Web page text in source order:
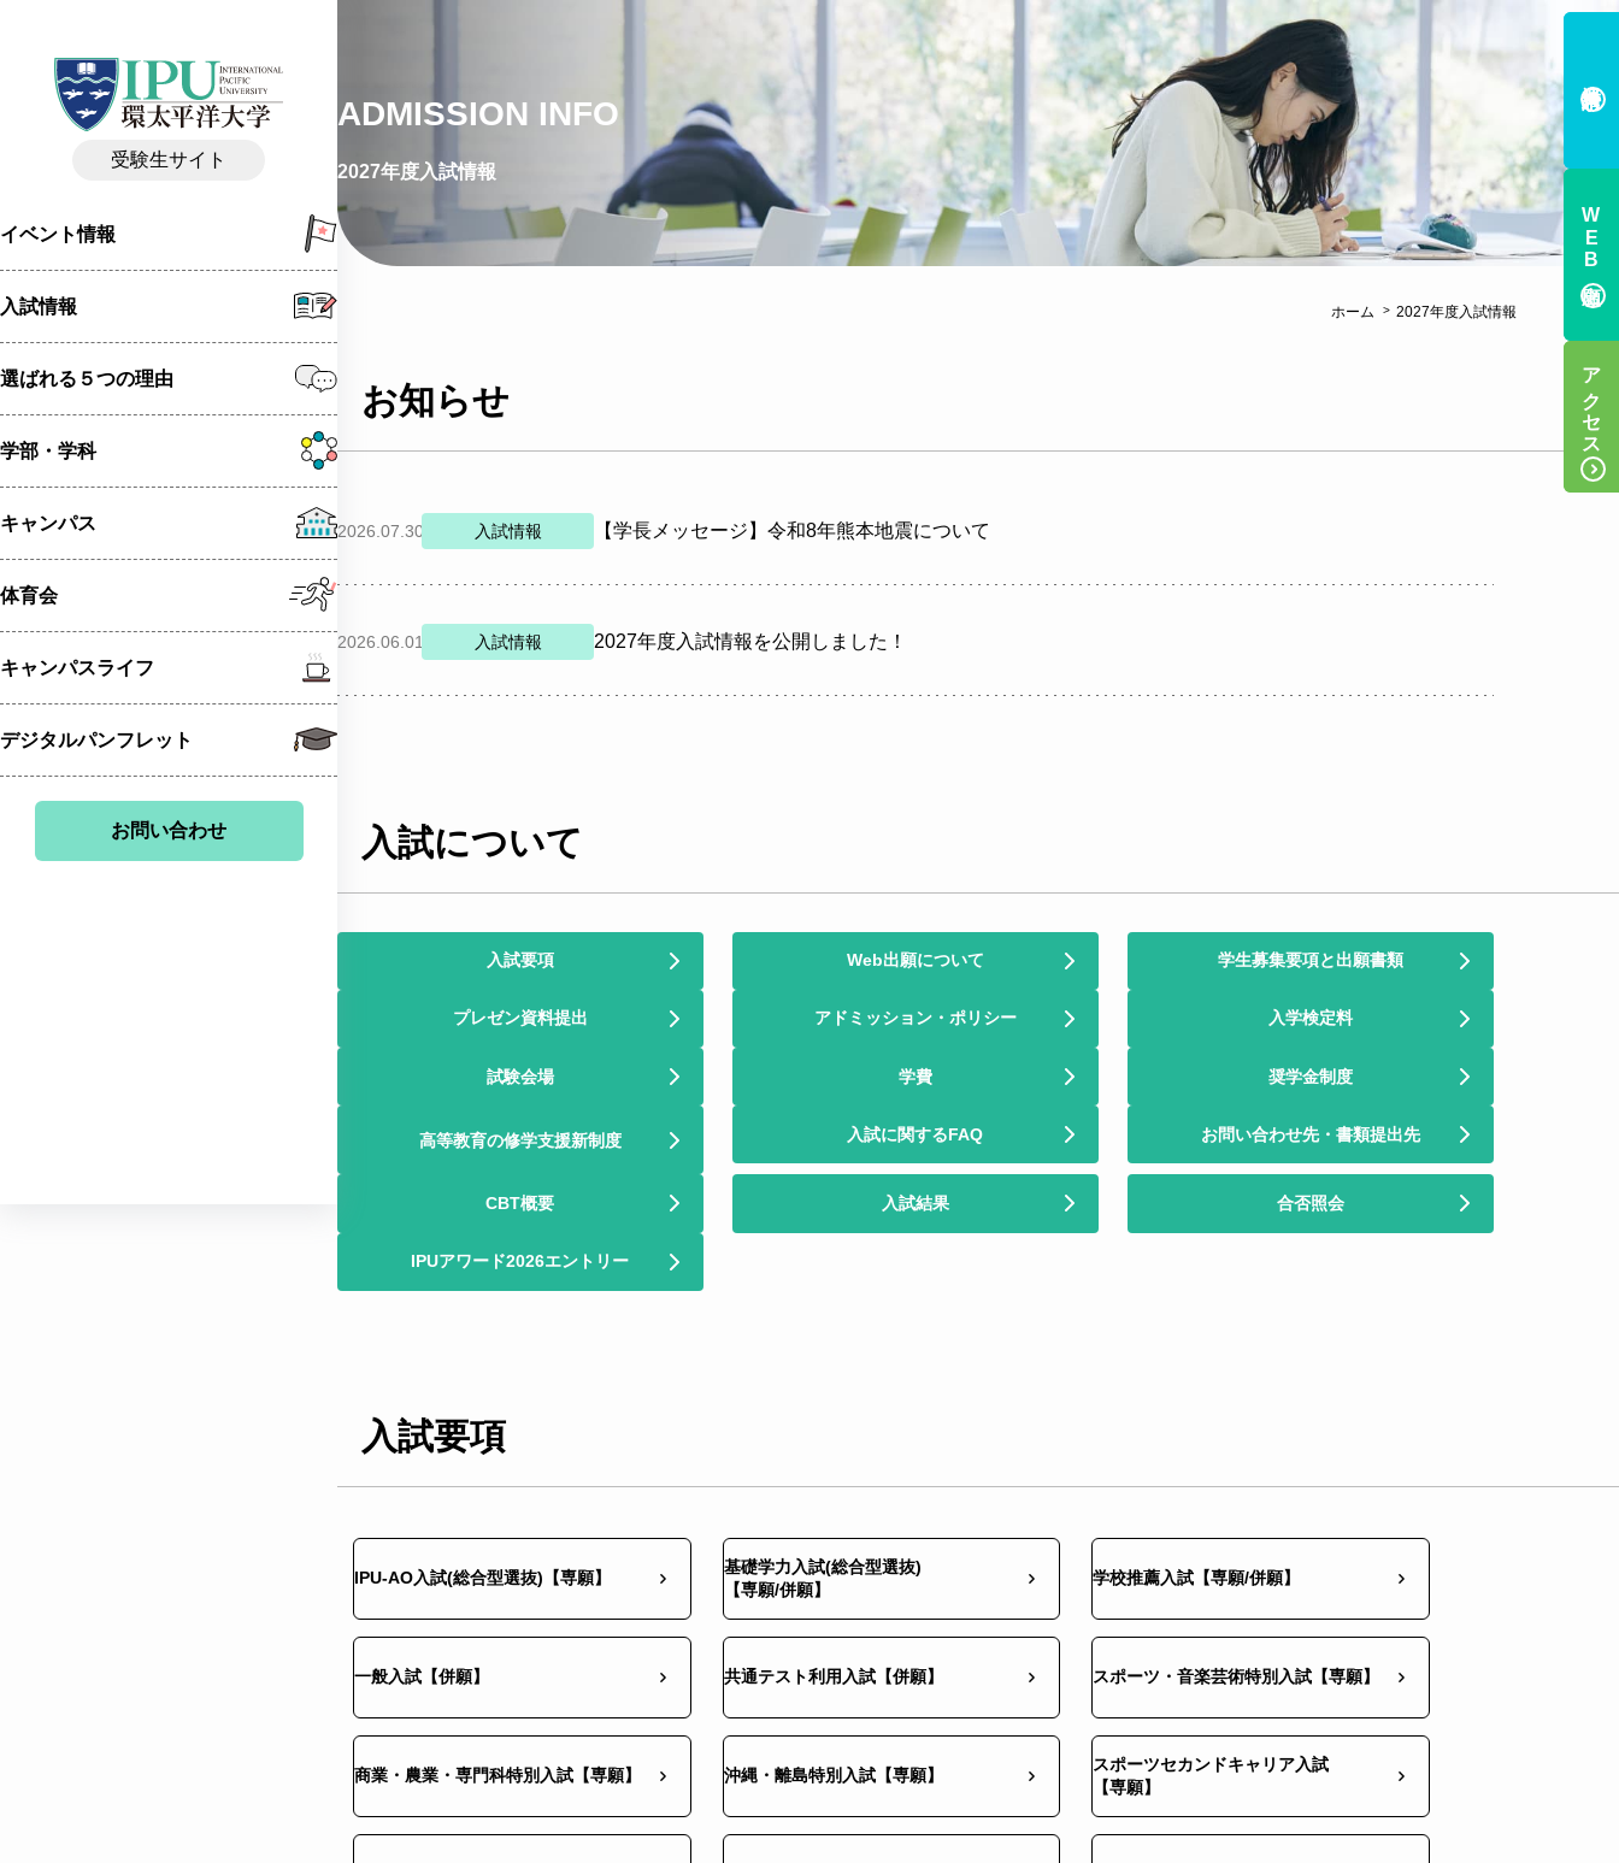
受験生サイト
イベント情報
入試情報
選ばれる５つの理由
学部・学科
キャンパス
体育会
キャンパスライフ
デジタルパンフレット
お問い合わせ
WEB出願
アクセス
ADMISSION INFO
2027年度入試情報
ホーム 2027年度入試情報
お知らせ
2026.07.30 入試情報 【学長メッセージ】令和8年熊本地震について
2026.06.01 入試情報 2027年度入試情報を公開しました！
入試について
入試要項 Web出願について 学生募集要項と出願書類
プレゼン資料提出 アドミッション・ポリシー 入学検定料
試験会場 学費 奨学金制度
高等教育の修学支援新制度 入試に関するFAQ お問い合わせ先・書類提出先
CBT概要 入試結果 合否照会
IPUアワード2026エントリー
入試要項
IPU-AO入試(総合型選抜)【専願】
基礎学力入試(総合型選抜)
【専願/併願】
学校推薦入試【専願/併願】
一般入試【併願】 共通テスト利用入試【併願】 スポーツ・音楽芸術特別入試【専願】
商業・農業・専門科特別入試【専願】 沖縄・離島特別入試【専願】
スポーツセカンドキャリア入試
【専願】
WEB出願
アクセス